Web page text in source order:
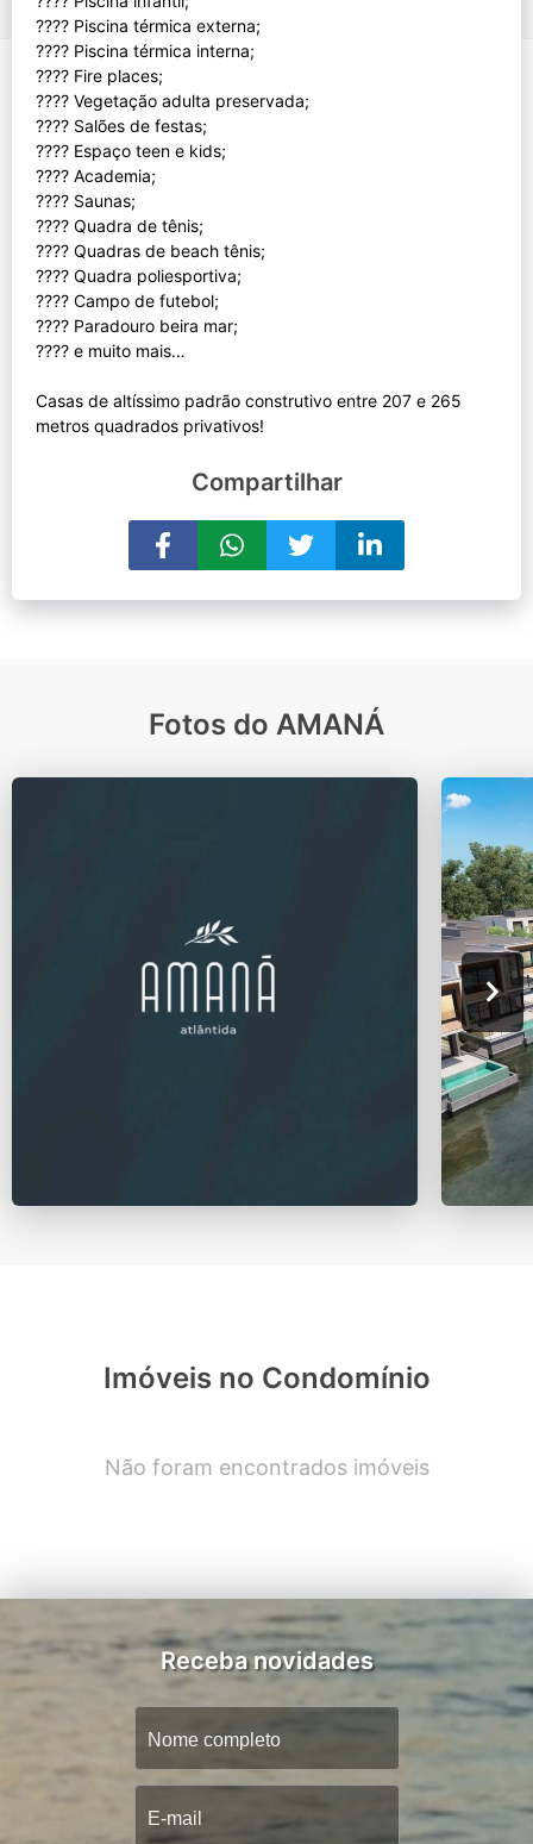
???? Piscina térmica externa;
???? Piscina térmica interna;
???? Fire places;
???? Vegetação adulta preservada;
???? Salões de festas;
???? Espaço teen e kids;
???? Academia;
???? Saunas;
???? Quadra de tênis;
???? Quadras de beach tênis;
???? Quadra poliesportiva;
???? Campo de futebol;
???? Paradouro beira mar;
???? e muito mais…
Casas de altíssimo padrão construtivo entre 207 e 265
Compartilhar
Fotos do AMANÁ
Imóveis no Condomínio
Não foram encontrados imóveis
Receba novidades